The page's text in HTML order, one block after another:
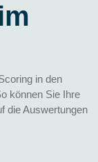
in den
können Sie Ihre
die Auswertungen